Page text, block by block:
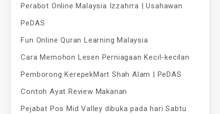
Perabot Online Malaysia Izzahrra | Usahawan
PeDAS
Fun Online Quran Learning Malaysia
Cara Memohon Lesen Perniagaan Kecil-kecilan
Pemborong KerepekMart Shah Alam | PeDAS
Contoh Ayat Review Makanan
Pejabat Pos Mid Valley dibuka pada hari Sabtu